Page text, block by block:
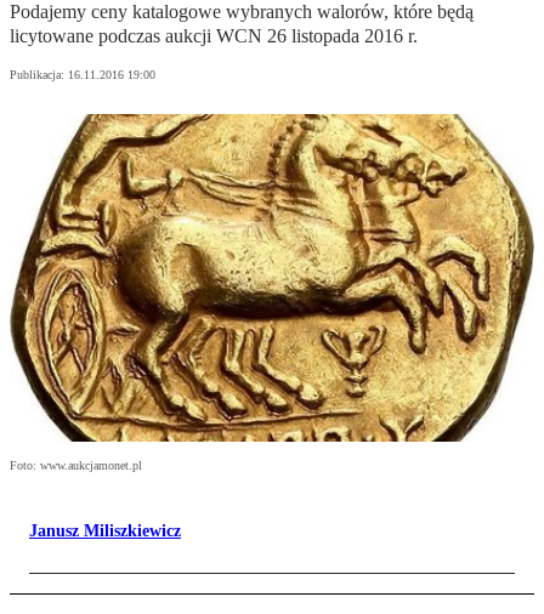
Podajemy ceny katalogowe wybranych walorów, które będą
licytowane podczas aukcji WCN 26 listopada 2016 r.
Publikacja: 16.11.2016 19:00
Foto: www.aukcjamonet.pl
Janusz Miliszkiewicz